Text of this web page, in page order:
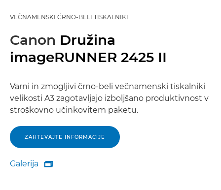
VEČNAMENSKI ČRNO-BELI TISKALNIKI
Canon Družina
imageRUNNER 2425 II
Varni in zmogljivi črno-beli večnamenski tiskalniki
velikosti A3 zagotavljajo izboljšano produktivnost v
stroškovno učinkovitem paketu.
ZAHTEVAJTE INFORMACIJE
Galerija
Galerija
